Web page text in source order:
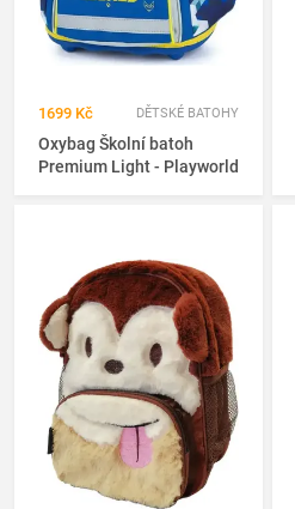
1699 Kč DĚTSKÉ BATOHY
Oxybag Školní batoh
Premium Light - Playworld